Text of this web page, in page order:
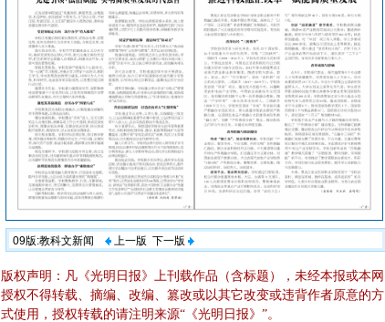
09版:教科文新闻 上一版 下一版
版权声明：凡《光明日报》上刊载作品（含标题），未经本报或本网
授权不得转载、摘编、改编、篡改或以其它改变或违背作者原意的方
式使用，授权转载的请注明来源“《光明日报》”。